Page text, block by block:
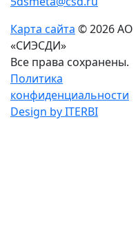
Карта сайта © 2026 АО
«СИЭСДИ»
Все права сохранены.
Политика
конфиденциальности
Design by ITERBI